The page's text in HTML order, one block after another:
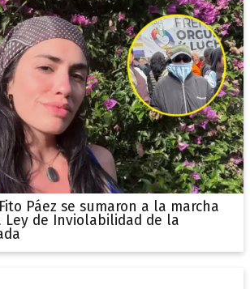
Páez se sumaron a la marcha
Ley de Inviolabilidad de la